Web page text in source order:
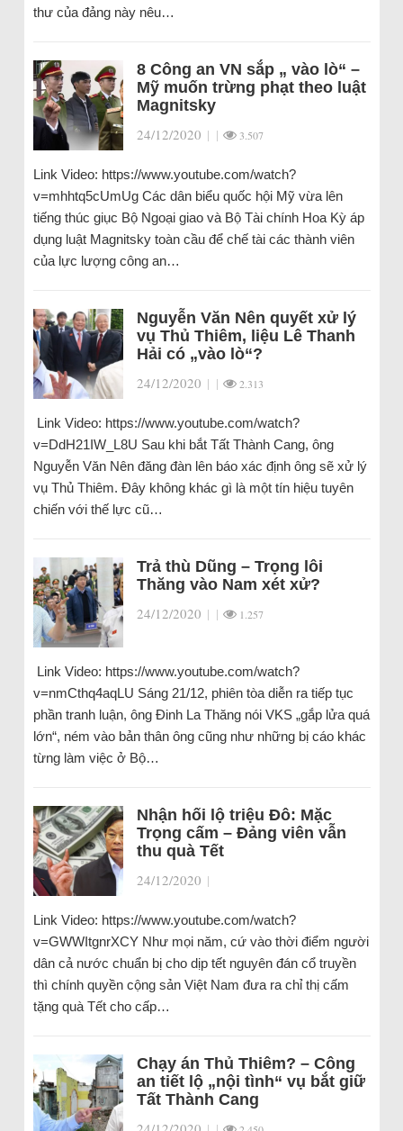
thư của đảng này nêu…
8 Công an VN sắp „ vào lò“ –
Mỹ muốn trừng phạt theo luật
Magnitsky
24/12/2020 | | 3.507
Link Video: https://www.youtube.com/watch?
v=mhhtq5cUmUg Các dân biểu quốc hội Mỹ vừa lên
tiếng thúc giục Bộ Ngoại giao và Bộ Tài chính Hoa Kỳ áp
dụng luật Magnitsky toàn cầu để chế tài các thành viên
của lực lượng công an…
Nguyễn Văn Nên quyết xử lý
vụ Thủ Thiêm, liệu Lê Thanh
Hải có „vào lò“?
24/12/2020 | | 2.313
Link Video: https://www.youtube.com/watch?
v=DdH21IW_L8U Sau khi bắt Tất Thành Cang, ông
Nguyễn Văn Nên đăng đàn lên báo xác định ông sẽ xử lý
vụ Thủ Thiêm. Đây không khác gì là một tín hiệu tuyên
chiến với thế lực cũ…
Trả thù Dũng – Trọng lôi
Thăng vào Nam xét xử?
24/12/2020 | | 1.257
Link Video: https://www.youtube.com/watch?
v=nmCthq4aqLU Sáng 21/12, phiên tòa diễn ra tiếp tục
phần tranh luận, ông Đinh La Thăng nói VKS „gắp lửa quá
lớn“, ném vào bản thân ông cũng như những bị cáo khác
từng làm việc ở Bộ…
Nhận hối lộ triệu Đô: Mặc
Trọng cấm – Đảng viên vẫn
thu quà Tết
24/12/2020 |
Link Video: https://www.youtube.com/watch?
v=GWWItgnrXCY Như mọi năm, cứ vào thời điểm người
dân cả nước chuẩn bị cho dịp tết nguyên đán cổ truyền
thì chính quyền cộng sản Việt Nam đưa ra chỉ thị cấm
tặng quà Tết cho cấp…
Chạy án Thủ Thiêm? – Công
an tiết lộ „nội tình“ vụ bắt giữ
Tất Thành Cang